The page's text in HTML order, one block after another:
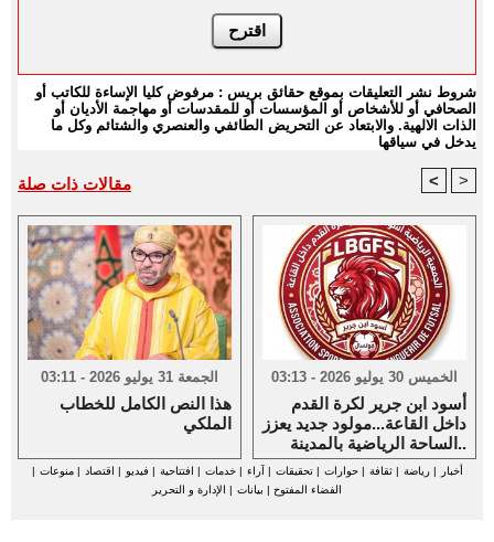
شروط نشر التعليقات بموقع حقائق بريس : مرفوض كليا الإساءة للكاتب أو
الصحافي أو للأشخاص أو المؤسسات أو للمقدسات أو مهاجمة الأديان أو
الذات الالهية. والابتعاد عن التحريض الطائفي والعنصري والشتائم وكل ما
يدخل في سياقها
مقالات ذات صلة < >
الجمعة 31 يوليو 2026 - 03:11
هذا النص الكامل للخطاب
الملكي
الخميس 30 يوليو 2026 - 03:13
أسود ابن جرير لكرة القدم
داخل القاعة...مولود جديد يعزز
الساحة الرياضية بالمدينة..
أخبار |رياضة |ثقافة |حوارات |تحقيقات | آراء |خدمات | افتتاحية | فيديو | اقتصاد |منوعات |
الفضاء المفتوح | بيانات | الإدارة و التحرير